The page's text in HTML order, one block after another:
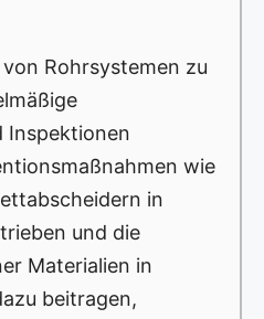
Rohrsystemen zu
Inspektionen
wie
in
und die
Materialien in
beitragen,